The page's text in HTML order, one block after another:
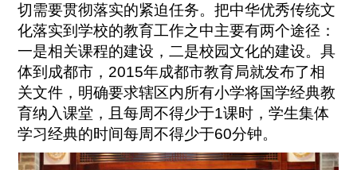
切需要贯彻落实的紧迫任务。把中华优秀传统文
化落实到学校的教育工作之中主要有两个途径：
一是相关课程的建设，二是校园文化的建设。具
体到成都市，2015年成都市教育局就发布了相
关文件，明确要求辖区内所有小学将国学经典教
育纳入课堂，且每周不得少于1课时，学生集体
学习经典的时间每周不得少于60分钟。